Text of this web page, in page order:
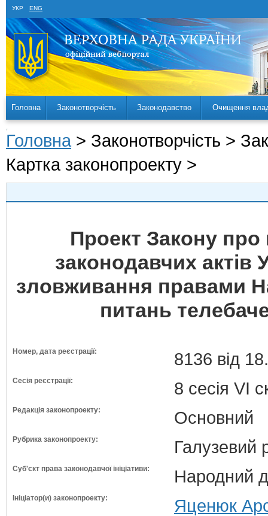
УКР ENG
Головна Законотворчість Законодавство Очищення
Головна > Законотворчість >
Картка законопроекту >
Проект Закону про
законодавчих
зловживання правами
питань
Номер, дата реєстрації: 8136 від
Сесія реєстрації: 8 сесія VI
Редакція законопроекту: Основний
Рубрика законопроекту: Галузевий
Суб'єкт права законодавчої ініціативи: Народний
Ініціатор(и) законопроекту: Яценюк